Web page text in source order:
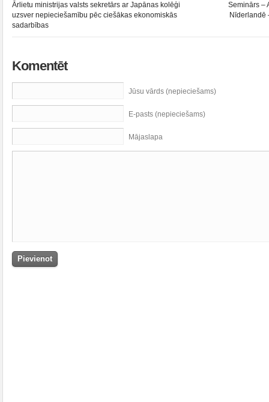
Ārlietu ministrijas valsts sekretārs ar Japānas kolēģi
uzsver nepieciešamību pēc ciešākas ekonomiskās
sadarbības
Seminārs –
Nīderlandē
Komentēt
Jūsu vārds (nepieciešams)
E-pasts (nepieciešams)
Mājaslapa